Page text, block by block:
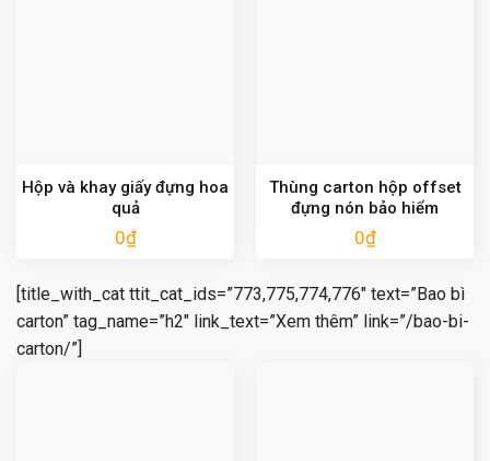
Hộp và khay giấy đựng hoa
quả
0₫
Thùng carton hộp offset
đựng nón bảo hiểm
0₫
[title_with_cat ttit_cat_ids=”773,775,774,776″ text=”Bao bì
carton” tag_name=”h2″ link_text=”Xem thêm” link=”/bao-bi-
carton/”]